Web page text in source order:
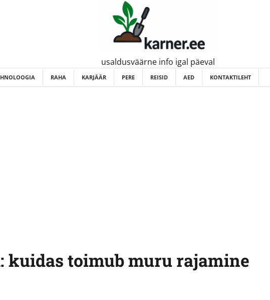
usaldusväärne info igal päeval
RAHA KARJÄÄR PERE REISID AED KONTAKTILEHT
kuidas toimub muru rajamine